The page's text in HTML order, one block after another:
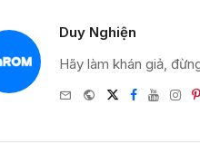
Duy Nghiện
Hãy làm khán giả,
e-
WebsiteTwitter
Facebook
Youtube